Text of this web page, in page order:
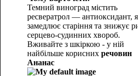
Темний виноград містить
ресвератрол — антиоксидант,
замедлює старіння та знижує
серцево-судинних хвороб.
Вживайте з шкіркою - у ній
найбільше корисних речовин
Ананас